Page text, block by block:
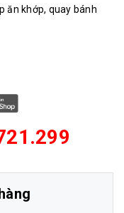
ăn khớp, quay bánh